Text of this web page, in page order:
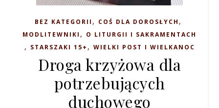
BEZ KATEGORII , COŚ DLA DOROSŁYCH ,
MODLITEWNIKI , O LITURGII I SAKRAMENTACH
, STARSZAKI 15+ , WIELKI POST I WIELKANOC
Droga krzyżowa dla
potrzebujących
duchowego